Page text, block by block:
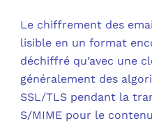
Le chiffrement des
lisible en un format
déchiffré qu’avec une
généralement des
SSL/TLS pendant la
S/MIME pour le